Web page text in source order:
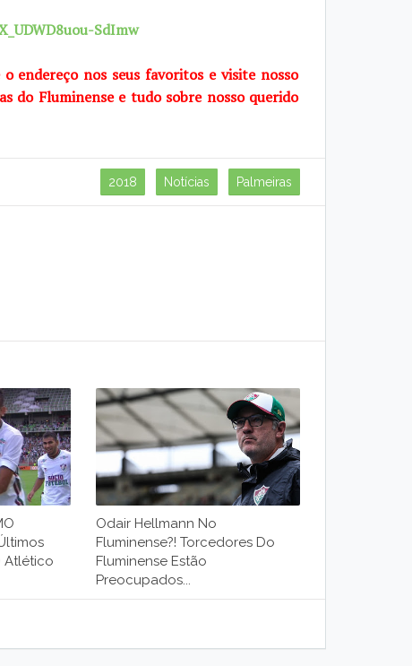
SdImw
endereço nos seus favoritos e visite nosso
do Fluminense e tudo sobre nosso querido
2018 Notícias Palmeiras
Atlético
Odair Hellmann No
Fluminense?! Torcedores Do
Fluminense Estão
Preocupados...